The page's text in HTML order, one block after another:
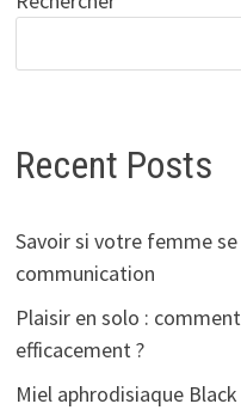
Recent Posts
Savoir si votre femme
communication
Plaisir en solo :
efficacement ?
Miel aphrodisiaque